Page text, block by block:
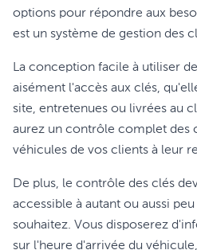
options pour répondre aux
est un système de gestion des
La conception facile à utiliser
aisément l'accès aux clés,
site, entretenues ou livrées au
aurez un contrôle complet des
véhicules de vos clients à leur
De plus, le contrôle des clés
accessible à autant ou aussi
souhaitez. Vous disposerez
sur l'heure d'arrivée du